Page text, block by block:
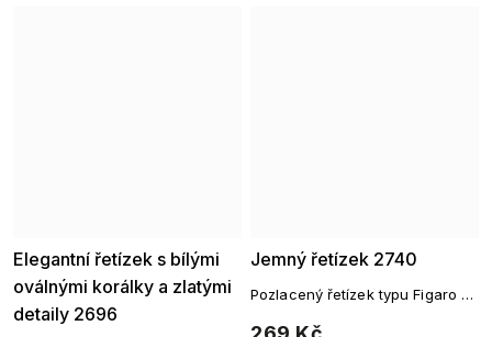
Elegantní řetízek s bílými
oválnými korálky a zlatými
detaily 2696
Jemný řetízek 2740
Pozlacený řetízek typu Figaro z